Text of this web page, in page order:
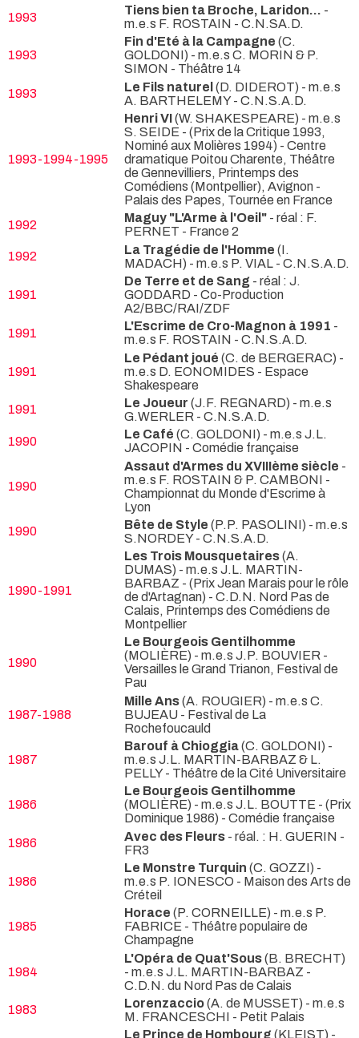
1993
Tiens bien ta Broche, Laridon... -
m.e.s F. ROSTAIN - C.N.SA.D.
1993
Fin d'Eté à la Campagne (C.
GOLDONI) - m.e.s C. MORIN & P.
SIMON - Théâtre 14
1993
Le Fils naturel (D. DIDEROT) - m.e.s
A. BARTHELEMY- C.N.S.A.D.
1993-1994-1995
Henri VI(W. SHAKESPEARE) - m.e.s
S. SEIDE - (Prix de la Critique 1993,
Nominé aux Molières 1994) - Centre
dramatique Poitou Charente, Théâtre
de Gennevilliers, Printemps des
Comédiens (Montpellier), Avignon -
Palais des Papes, Tournée en France
1992
Maguy "L'Arme à l'Oeil" - réal : F.
PERNET - France 2
1992
La Tragédie de l'Homme (I.
MADACH) - m.e.s P. VIAL - C.N.S.A.D.
1991
De Terre et de Sang - réal : J.
GODDARD - Co-Production
A2/BBC/RAI/ZDF
1991
L'Escrime de Cro-Magnon à 1991 -
m.e.s F. ROSTAIN - C.N.S.A.D.
1991
Le Pédant joué (C. de BERGERAC) -
m.e.s D. EONOMIDES - Espace
Shakespeare
1991
Le Joueur (J.F. REGNARD) - m.e.s
G.WERLER - C.N.S.A.D.
1990
Le Café (C. GOLDONI) - m.e.s J.L.
JACOPIN - Comédie française
1990
Assaut d'Armes du XVIIIème siècle -
m.e.s F. ROSTAIN & P. CAMBONI -
Championnat du Monde d'Escrime à
Lyon
1990
Bête de Style (P.P. PASOLINI) - m.e.s
S.NORDEY- C.N.S.A.D.
1990-1991
Les Trois Mousquetaires(A.
DUMAS) - m.e.s J.L. MARTIN-
BARBAZ - (Prix Jean Marais pour le rôle
de d'Artagnan) - C.D.N. Nord Pas de
Calais, Printemps des Comédiens de
Montpellier
1990
Le Bourgeois Gentilhomme
(MOLIÈRE) - m.e.s J.P. BOUVIER -
Versailles le Grand Trianon, Festival de
Pau
1987-1988
Mille Ans(A. ROUGIER) - m.e.s C.
BUJEAU - Festival de La
Rochefoucauld
1987
Barouf à Chioggia(C. GOLDONI) -
m.e.s J.L. MARTIN-BARBAZ & L.
PELLY- Théâtre de la Cité Universitaire
1986
Le Bourgeois Gentilhomme
(MOLIÈRE) - m.e.s J.L. BOUTTE - (Prix
Dominique 1986) - Comédie française
1986
Avec des Fleurs - réal. : H. GUERIN -
FR3
1986
Le Monstre Turquin (C. GOZZI) -
m.e.s P. IONESCO - Maison des Arts de
Créteil
1985
Horace (P. CORNEILLE) - m.e.s P.
FABRICE - Théâtre populaire de
Champagne
1984
L'Opéra de Quat'Sous(B. BRECHT)
- m.e.s J.L. MARTIN-BARBAZ -
C.D.N. du Nord Pas de Calais
1983
Lorenzaccio(A. de MUSSET) - m.e.s
M. FRANCESCHI - Petit Palais
Le Prince de Hombourg (KLEIST) -